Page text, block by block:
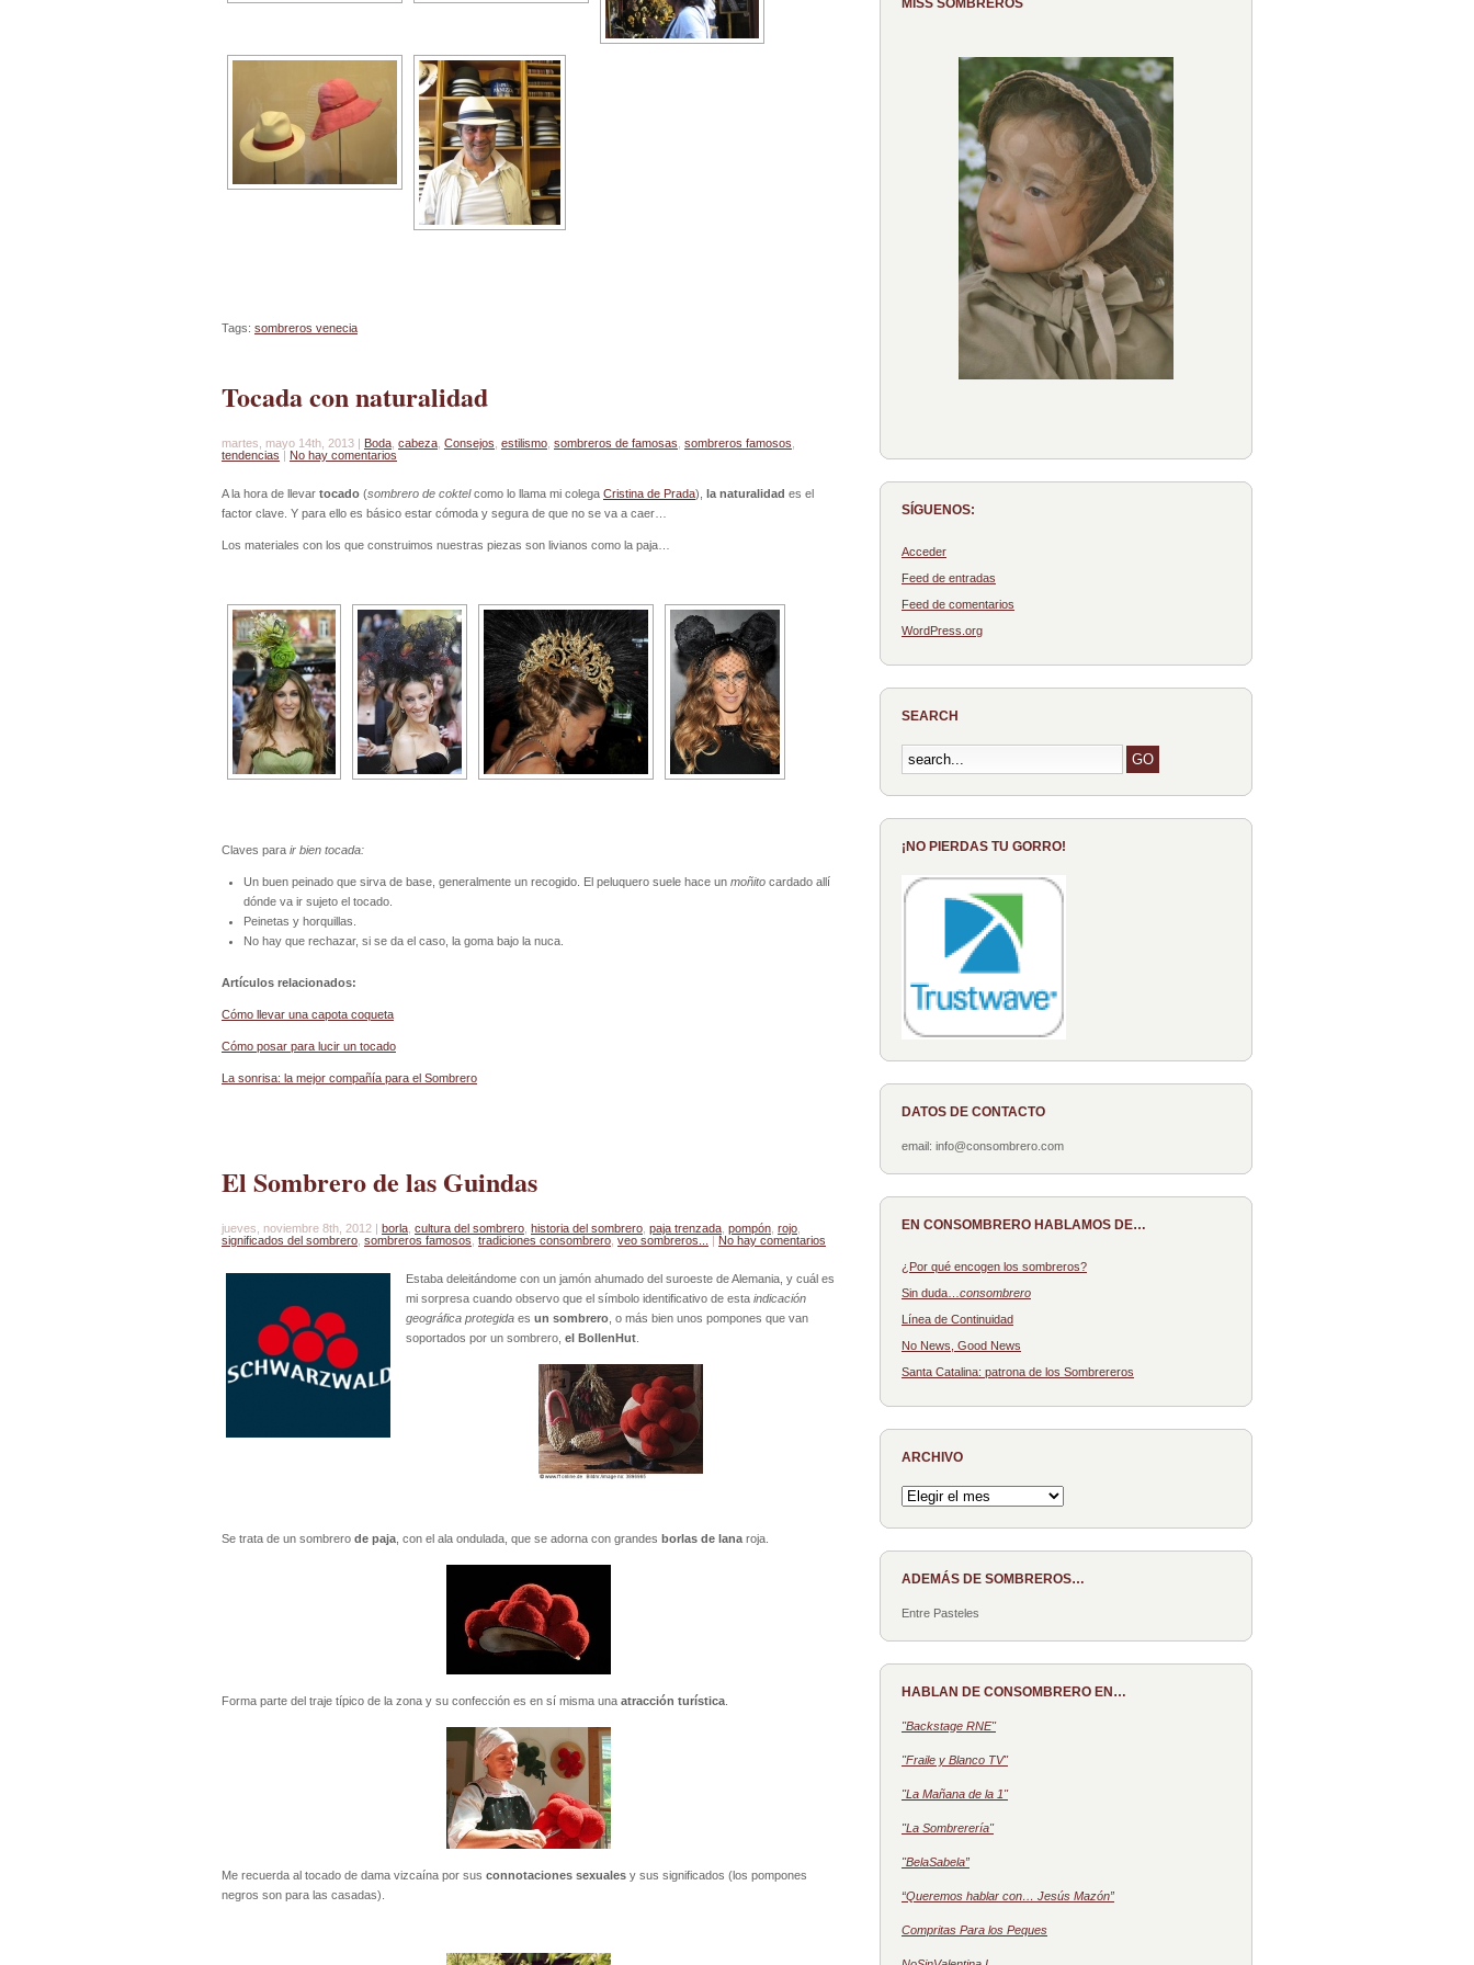
Tags: sombreros venecia
Tocada con naturalidad
martes, mayo 14th, 2013 | Boda cabeza Consejos estilismo sombreros de famosas sombreros famosos
tendencias | No hay comentarios
A la hora de llevar tocado (sombrero de coktelcomo lo llama mi colega Cristina de Prada), la naturalidad es el
factor clave. Y para ello es básico estar cómoda y segura de que no se va a caer…
Los materiales con los que construimos nuestras piezas son livianos como la paja…
Claves para ir bien tocada:
Un buen peinado que sirva de base, generalmente un recogido. El peluquero suele hace un moñito cardado allí
dónde va ir sujeto el tocado.
Peinetas y horquillas.
No hay que rechazar, si se da el caso, la goma bajo la nuca.
Artículos relacionados:
Cómo llevar una capota coqueta
Cómo posar para lucir un tocado
La sonrisa: la mejor compañía para el Sombrero
El Sombrero de las Guindas
jueves, noviembre 8th, 2012 | borla cultura del sombrero historia del sombrero paja trenzada pompón rojo
significados del sombrero sombreros famosos tradiciones consombrero veo sombreros... | No hay comentarios
Estaba deleitándome con un jamón ahumado del suroeste de Alemania, y cuál es
mi sorpresa cuando observo que el símbolo identificativo de esta indicación
geográfica protegida es un sombrero , o más bien unos pompones que van
soportados por un sombrero, el BollenHut
Se trata de un sombrero de paja , con el ala ondulada, que se adorna con grandes borlas de lana roja.
Forma parte del traje típico de la zona y su confección es en sí misma una atracción turística
Me recuerda al tocado de dama vizcaína por sus connotaciones sexuales y sus significados (los pompones
negros son para las casadas).
MISS SOMBREROS
SÍGUENOS:
Acceder
Feed de entradas
Feed de comentarios
WordPress.org
SEARCH
¡NO PIERDAS TU GORRO!
DATOS DE CONTACTO
email: info@consombrero.com
EN CONSOMBRERO HABLAMOS DE…
¿Por qué encogen los sombreros?
Sin duda… consombrero
Línea de Continuidad
No News, Good News
Santa Catalina: patrona de los Sombrereros
ARCHIVO
Archivo
ADEMÁS DE SOMBREROS…
Entre Pasteles
HABLAN DE CONSOMBRERO EN…
"Backstage RNE"
"Fraile y Blanco TV"
"La Mañana de la 1"
"La Sombrerería"
"BelaSabela”
“Queremos hablar con… Jesús Mazón”
Compritas Para los Peques